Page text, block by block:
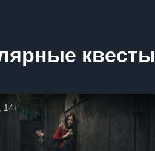
квесты
14+